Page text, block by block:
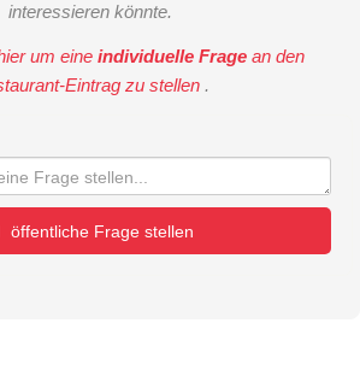
interessieren könnte.
um eineindividuelle Frage an den
Eintrag zu stellen .
öffentliche Frage stellen